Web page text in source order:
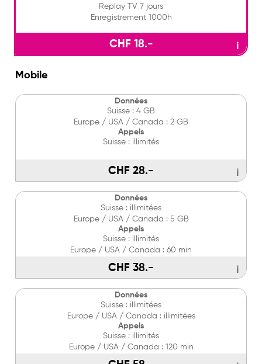
Replay TV 7 jours
Enregistrement 1000h
CHF 18.- ℹ
Mobile
Données
Suisse : 4 GB
Europe / USA / Canada : 2 GB
Appels
Suisse : illimités
CHF 28.- ℹ
Données
Suisse : illimitées
Europe / USA / Canada : 5 GB
Appels
Suisse : illimités
Europe / USA / Canada : 60 min
CHF 38.- ℹ
Données
Suisse : illimitées
Europe / USA / Canada : illimitées
Appels
Suisse : illimités
Europe / USA / Canada : 120 min